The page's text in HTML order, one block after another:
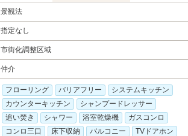
景観法
指定なし
市街化調整区域
仲介
フローリング バリアフリー
システムキッチン
カウンターキッチン
シャンプードレッサー
追い焚き
シャワー 浴室乾燥機
ガスコンロ
コンロ三口
床下収納 バルコニー
TVドアホン